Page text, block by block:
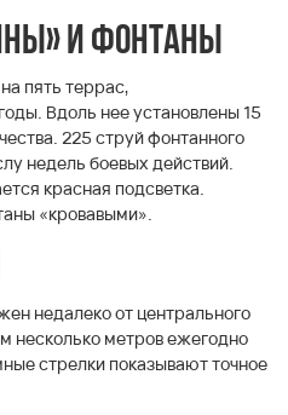
и фонтаны
пять террас,
Вдоль нее установлены 15
225 струй фонтанного
недель боевых действий.
красная подсветка.
«кровавыми».
недалеко от центрального
несколько метров ежегодно
стрелки показывают точное